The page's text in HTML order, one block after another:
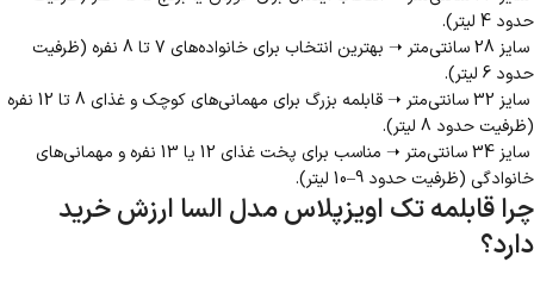
حدود 4 لیتر).
سایز 28 سانتی‌متر ➝ بهترین انتخاب برای خانواده‌های 7 تا 8 نفره (ظرفیت
حدود 6 لیتر).
سایز 32 سانتی‌متر ➝ قابلمه بزرگ برای مهمانی‌های کوچک و غذای 8 تا 12 نفره
(ظرفیت حدود 8 لیتر).
سایز 34 سانتی‌متر ➝ مناسب برای پخت غذای 12 یا 13 نفره و مهمانی‌های
خانوادگی (ظرفیت حدود 9–10 لیتر).
چرا قابلمه تک اویزپلاس مدل السا ارزش خرید
دارد؟